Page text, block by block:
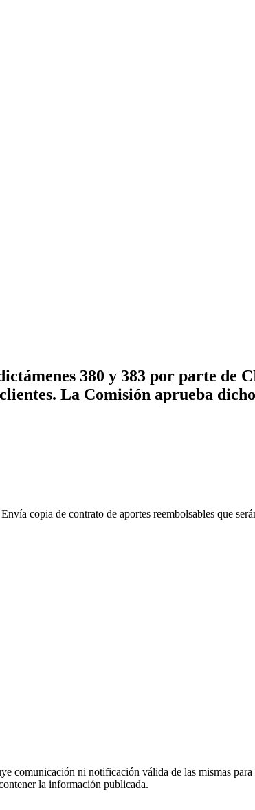
380 y 383 por parte
La Comisión aprueba
copia de contrato de aportes reembolsables que
comunicación ni notificación válida de las mismas
la información publicada.